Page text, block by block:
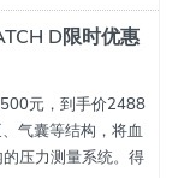
D限时优惠
元，到手价2488
气囊等结构，将血
压力测量系统。得